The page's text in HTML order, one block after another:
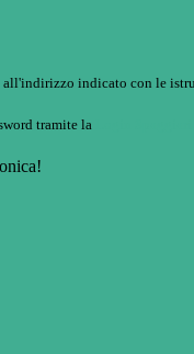
all'indirizzo indicato con le
tramite la